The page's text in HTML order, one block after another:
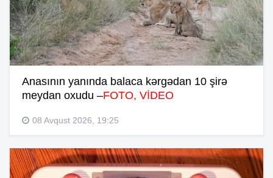
Anasının yanında balaca kərgədan 10 şirə
meydan oxudu –FOTO, VİDEO
08 Avqust 2026, 19:25